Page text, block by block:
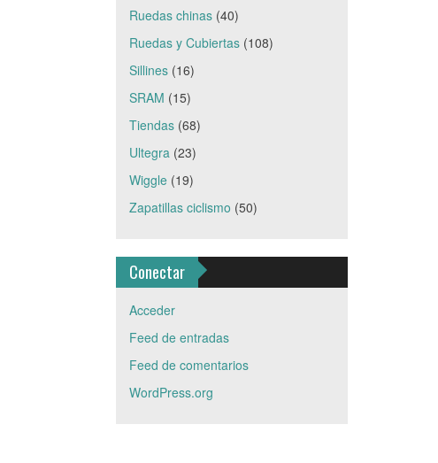
Ruedas chinas(40)
Ruedas y Cubiertas(108)
Sillines(16)
SRAM (15)
Tiendas(68)
Ultegra(23)
Wiggle(19)
Zapatillas ciclismo (50)
Conectar
Acceder
Feed de entradas
Feed de comentarios
WordPress.org